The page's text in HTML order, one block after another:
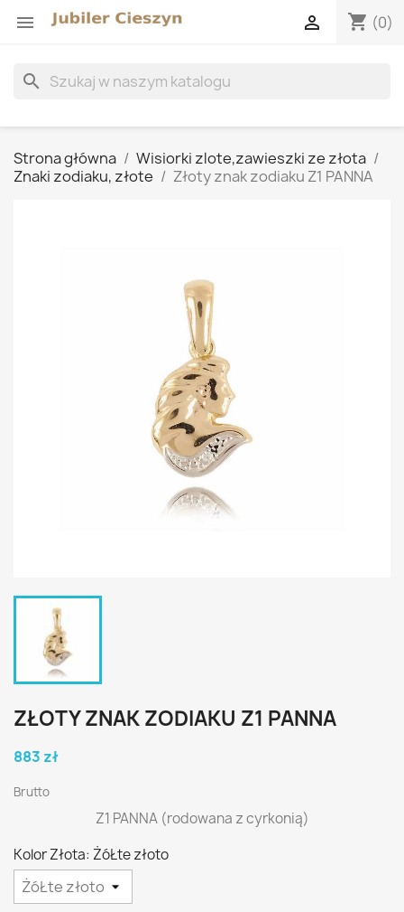
 shopping_cart (0)

search
Strona główna
Wisiorki zlote,zawieszki ze złota
Znaki zodiaku, złote
Złoty znak zodiaku Z1 PANNA
ZŁOTY ZNAK ZODIAKU Z1 PANNA
883 zł
Brutto
Z1 PANNA (rodowana z cyrkonią)
Kolor Złota: ŻóŁte złoto